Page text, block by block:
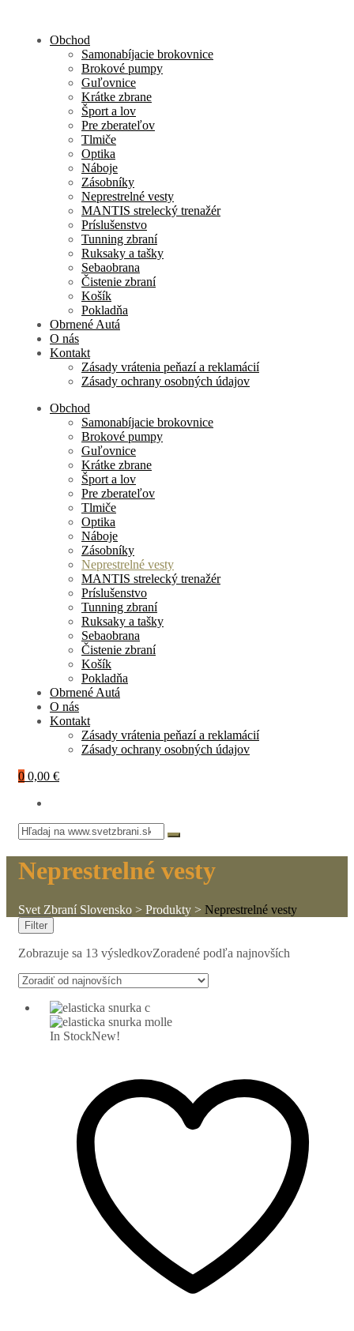
Obchod
Samonabíjacie brokovnice
Brokové pumpy
Guľovnice
Krátke zbrane
Šport a lov
Pre zberateľov
Tlmiče
Optika
Náboje
Zásobníky
Neprestrelné vesty
MANTIS strelecký trenažér
Príslušenstvo
Tunning zbraní
Ruksaky a tašky
Sebaobrana
Čistenie zbraní
Košík
Pokladňa
Obrnené Autá
O nás
Kontakt
Zásady vrátenia peňazí a reklamácií
Zásady ochrany osobných údajov
Obchod
Samonabíjacie brokovnice
Brokové pumpy
Guľovnice
Krátke zbrane
Šport a lov
Pre zberateľov
Tlmiče
Optika
Náboje
Zásobníky
Neprestrelné vesty
MANTIS strelecký trenažér
Príslušenstvo
Tunning zbraní
Ruksaky a tašky
Sebaobrana
Čistenie zbraní
Košík
Pokladňa
Obrnené Autá
O nás
Kontakt
Zásady vrátenia peňazí a reklamácií
Zásady ochrany osobných údajov
0 0,00 €
Neprestrelné vesty
Svet Zbraní Slovensko > Produkty > Neprestrelné vesty
Filter
Zobrazuje sa 13 výsledkovZoradené podľa najnovších
In StockNew!